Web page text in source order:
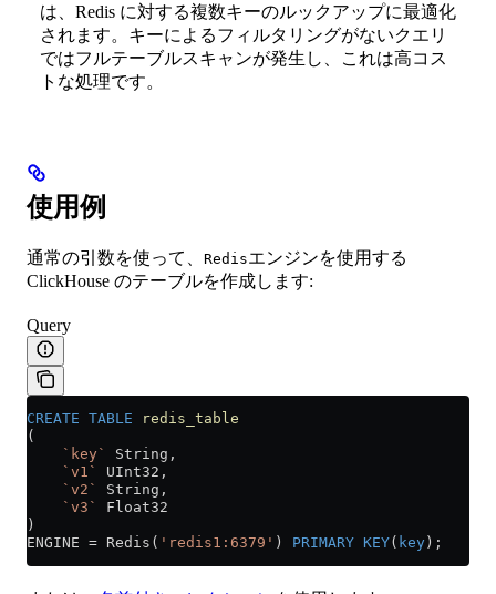
は、Redis に対する複数キーのルックアップに最適化
されます。キーによるフィルタリングがないクエリ
ではフルテーブルスキャンが発生し、これは高コス
トな処理です。
使用例
通常の引数を使って、 Redisエンジンを使用する
ClickHouse のテーブルを作成します:
Query
CREATE TABLE redis_table
(
    `key`
String,
    `v1`
UInt32,
    `v2`
String,
    `v3`
Float32
)
ENGINE = Redis( 'redis1:6379' ) PRIMARY KEY( key );